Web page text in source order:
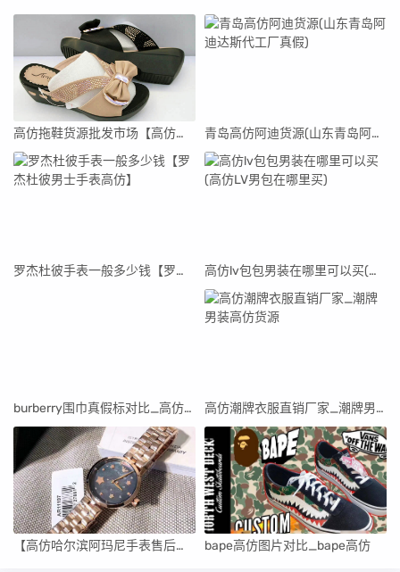
高仿拖鞋货源批发市场【高仿拖鞋货源批发市场在哪里】 青岛高仿阿迪货源(山东青岛阿迪达斯代工厂真假)
罗杰杜彼手表一般多少钱【罗杰杜彼男士手表高仿】 高仿lv包包男装在哪里可以买(高仿LV男包在哪里买)
burberry围巾真假标对比_高仿burberry围巾 高仿潮牌衣服直销厂家_潮牌男装高仿货源
【高仿哈尔滨阿玛尼手表售后维修中心】 bape高仿图片对比_bape高仿